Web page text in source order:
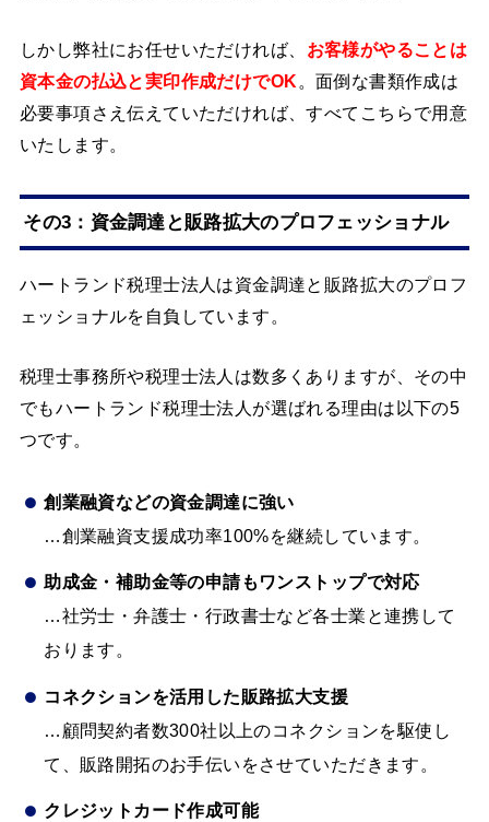
しかし弊社にお任せいただければ、 お客様がやることは
資本金の払込と実印作成だけでOK 。面倒な書類作成は
必要事項さえ伝えていただければ、すべてこちらで用意
いたします。
その3：資金調達と販路拡大のプロフェッショナル
ハートランド税理士法人は資金調達と販路拡大のプロフ
ェッショナルを自負しています。
税理士事務所や税理士法人は数多くありますが、その中
でもハートランド税理士法人が選ばれる理由は以下の5
つです。
創業融資などの資金調達に強い
…創業融資支援成功率100%を継続しています。
助成金・補助金等の申請もワンストップで対応
…社労士・弁護士・行政書士など各士業と連携して
おります。
コネクションを活用した販路拡大支援
…顧問契約者数300社以上のコネクションを駆使し
て、販路開拓のお手伝いをさせていただきます。
クレジットカード作成可能